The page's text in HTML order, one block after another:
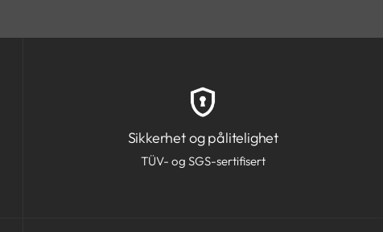
Sikkerhet og pålitelighet
TÜV- og SGS-sertifisert